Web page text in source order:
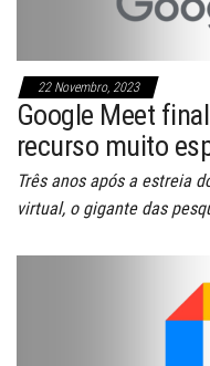
22 Novembro, 2023
Google Meet
recurso muito
Três anos após a estreia
virtual, o gigante das